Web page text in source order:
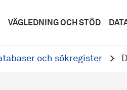
VÄGLEDNING OCH STÖD
och sökregister